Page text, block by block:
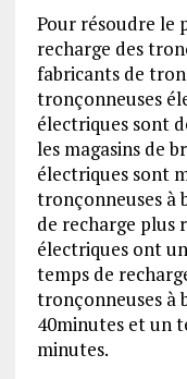
Pour résoudre le
recharge des
fabricants de
tronçonneuses
électriques sont
les magasins de
électriques sont
tronçonneuses à
de recharge plus
électriques ont
temps de
tronçonneuses à
40minutes et un
minutes.